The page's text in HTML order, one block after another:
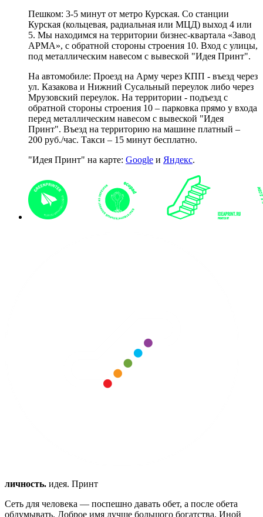
Пешком: 3-5 минут от метро Курская. Со станции
Курская (кольцевая, радиальная или МЦД) выход 4 или
5. Мы находимся на территории бизнес-квартала «Завод
АРМА», с обратной стороны строения 10. Вход с улицы,
под металлическим навесом с вывеской "Идея Принт".
На автомобиле: Проезд на Арму через КПП - въезд через
ул. Казакова и Нижний Сусальный переулок либо через
Мрузовский переулок. На территории - подъезд с
обратной стороны строения 10 – парковка прямо у входа
перед металлическим навесом с вывеской "Идея
Принт". Въезд на территорию на машине платный –
200 руб./час. Такси – 15 минут бесплатно.
"Идея Принт" на карте: Google и Яндекс.
личность. идея. Принт
Сеть для человека — поспешно давать обет, а после обета
обдумывать. Доброе имя лучше большого богатства. Иной